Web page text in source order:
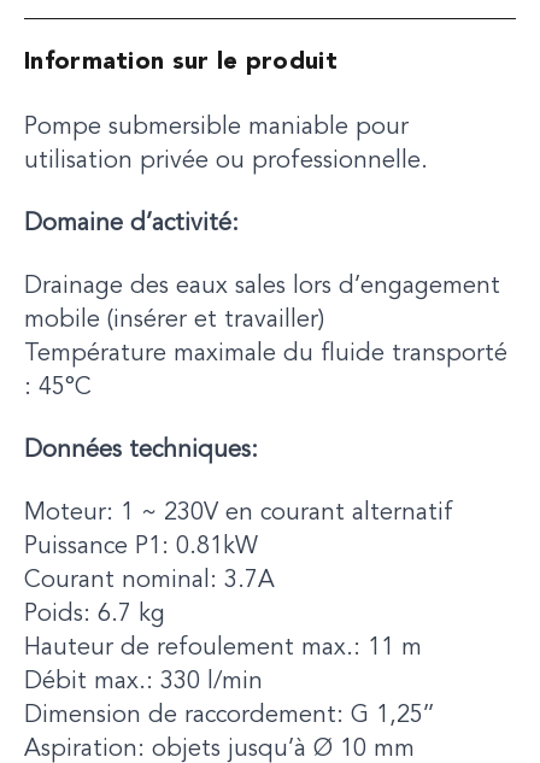
Information sur le produit
Pompe submersible maniable pour
utilisation privée ou professionnelle.
Domaine d’activité:
Drainage des eaux sales lors d’engagement
mobile (insérer et travailler)
Température maximale du fluide transporté
: 45°C
Données techniques:
Moteur: 1 ~ 230V en courant alternatif
Puissance P1: 0.81kW
Courant nominal: 3.7A
Poids: 6.7 kg
Hauteur de refoulement max.: 11 m
Débit max.: 330 l/min
Dimension de raccordement: G 1,25’’
Aspiration: objets jusqu’à Ø 10 mm